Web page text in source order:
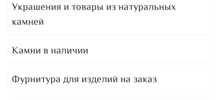
Украшения и товары из натуральных
камней
Камни в наличии
Фурнитура для изделий на заказ